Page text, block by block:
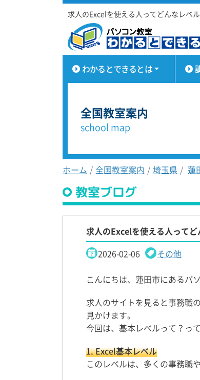
求人のExcelを使える人ってどんなレベ
わかるとできるとは
全国教室案内
school map
ホーム 全国教室案内 埼玉県 蓮
教室ブログ
求人のExcelを使える人ってど
2026-02-06
その他
こんにちは、蓮田市にあるパ
求人のサイトを見ると事務職
見かけます。
今回は、基本レベルって？っ
1. Excel基本レベル
このレベルは、多くの事務職